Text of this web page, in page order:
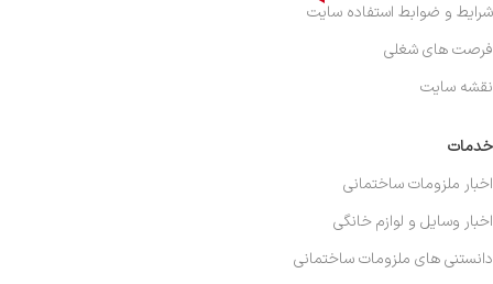
خدمات
اخبار ملزومات ساختمانی
اخبار وسایل و لوازم خانگی
دانستنی های ملزومات ساختمانی
شرایط و ضوابط استفاده سایت
فرصت های شغلی
نقشه سایت